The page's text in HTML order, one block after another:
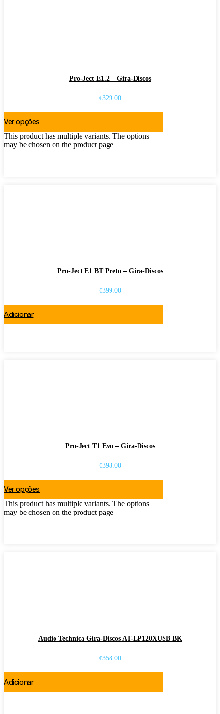
Pro-Ject E1.2 – Gira-Discos
€329.00
Ver opções
This product has multiple variants. The options
may be chosen on the product page
Pro-Ject E1 BT Preto – Gira-Discos
€399.00
Adicionar
Pro-Ject T1 Evo – Gira-Discos
€398.00
Ver opções
This product has multiple variants. The options
may be chosen on the product page
Audio Technica Gira-Discos AT-LP120XUSB BK
€358.00
Adicionar